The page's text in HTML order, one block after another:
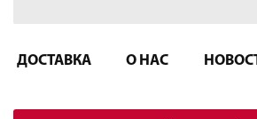
ДОСТАВКА О НАС